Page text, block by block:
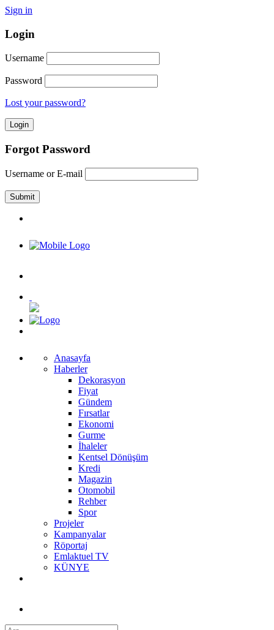
Sign in
Login
Username
Password
Lost your password?
Forgot Password
Username or E-mail
Anasayfa
Haberler
Dekorasyon
Fiyat
Gündem
Fırsatlar
Ekonomi
Gurme
İhaleler
Kentsel Dönüşüm
Kredi
Magazin
Otomobil
Rehber
Spor
Projeler
Kampanyalar
Röportaj
Emlaktuel TV
KÜNYE